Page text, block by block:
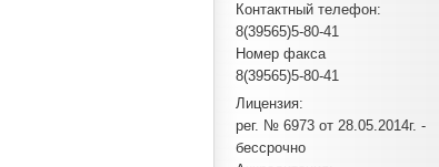
Контактный телефон:
8(39565)5-80-41
Номер факса
8(39565)5-80-41
Лицензия:
рег. № 6973 от 28.05.2014г. -
бессрочно